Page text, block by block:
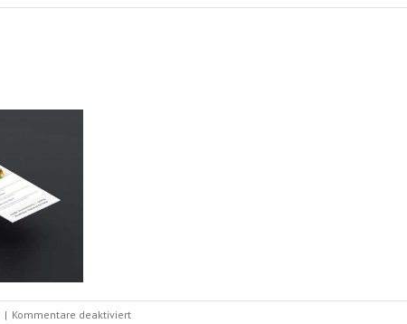
| Kommentare deaktiviertfür